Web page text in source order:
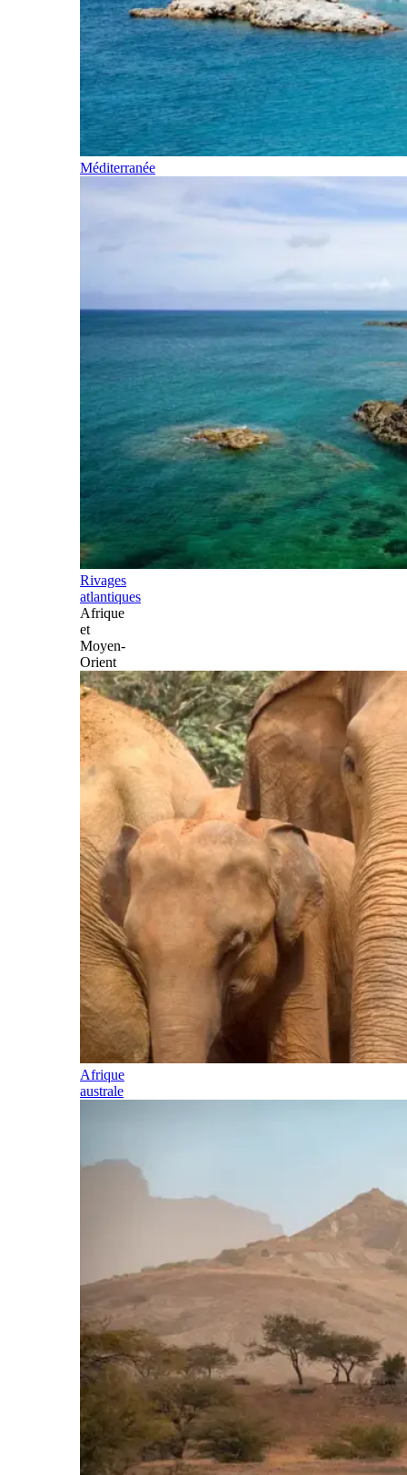
Méditerranée
Rivages
atlantiques
Afrique
et
Moyen-
Orient
Afrique
australe